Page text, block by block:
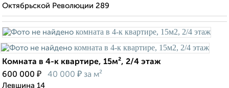
Октябрьской Революции 289
Комната в 4-к квартире, 15м², 2/4 этаж
600 000 ₽ 40 000 ₽ за м²
Левшина 14